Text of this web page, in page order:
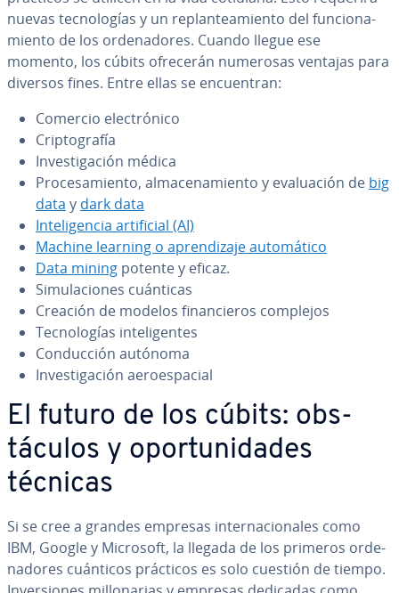
nuevas te­c­no­lo­gías y un re­pla­n­tea­mie­n­to del fu­n­cio­na­
mie­n­to de los or­de­na­do­res. Cuando llegue ese
momento, los cúbits ofrecerán numerosas ventajas para
diversos fines. Entre ellas se en­cue­n­tran:
Comercio ele­c­tró­ni­co
Cri­p­to­gra­fía
In­ve­s­ti­ga­ción médica
Pro­ce­sa­mie­n­to, al­ma­ce­na­mie­n­to y eva­lua­ción de big
data y dark data
In­te­li­ge­n­cia ar­ti­fi­cial (AI)
Machine learning o apre­n­di­za­je au­to­má­ti­co
Data mining potente y eficaz.
Si­mu­la­cio­nes cuánticas
Creación de modelos fi­na­n­cie­ros complejos
Te­c­no­lo­gías in­te­li­ge­n­tes
Co­n­du­c­ción autónoma
In­ve­s­ti­ga­ción ae­roe­s­pa­cial
El futuro de los cúbits: ob­s­
tácu­los y opo­r­tu­ni­da­des
técnicas
Si se cree a grandes empresas in­te­r­na­cio­na­les como
IBM, Google y Microsoft, la llegada de los primeros or­de­
na­do­res cuánticos prácticos es solo cuestión de tiempo.